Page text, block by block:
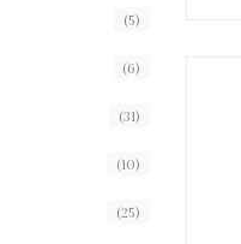
(5)
(6)
(31)
(10)
(25)